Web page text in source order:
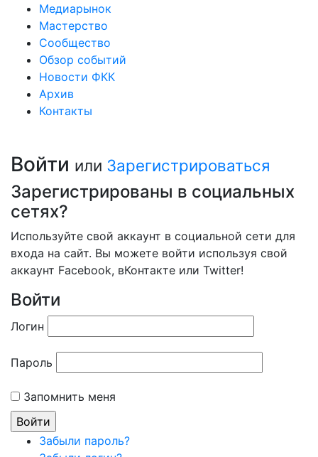
Медиарынок
Мастерство
Сообщество
Обзор событий
Новости ФКК
Архив
Контакты
Войти или Зарегистрироваться
Зарегистрированы в социальных
сетях?
Используйте свой аккаунт в социальной сети для
входа на сайт. Вы можете войти используя свой
аккаунт Facebook, вКонтакте или Twitter!
Войти
Логин
Пароль
Запомнить меня
Забыли пароль?